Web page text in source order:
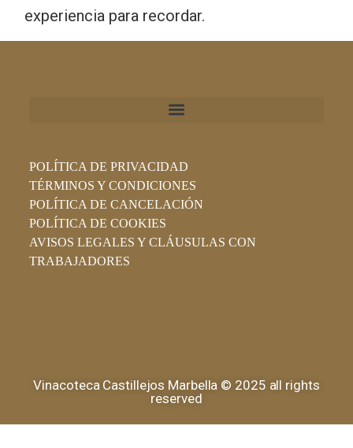
experiencia para recordar.
POLÍTICA DE PRIVACIDAD
TÉRMINOS Y CONDICIONES
POLÍTICA DE CANCELACIÓN
POLÍTICA DE COOKIES
AVISOS LEGALES Y CLÁUSULAS CON
TRABAJADORES
Vinacoteca Castillejos Marbella © 2025 all rights
reserved